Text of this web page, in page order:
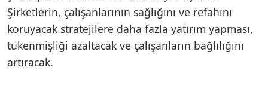
Şirketlerin, çalışanlarının sağlığını ve refahını
koruyacak stratejilere daha fazla yatırım yapması,
tükenmişliği azaltacak ve çalışanların bağlılığını
artıracak.